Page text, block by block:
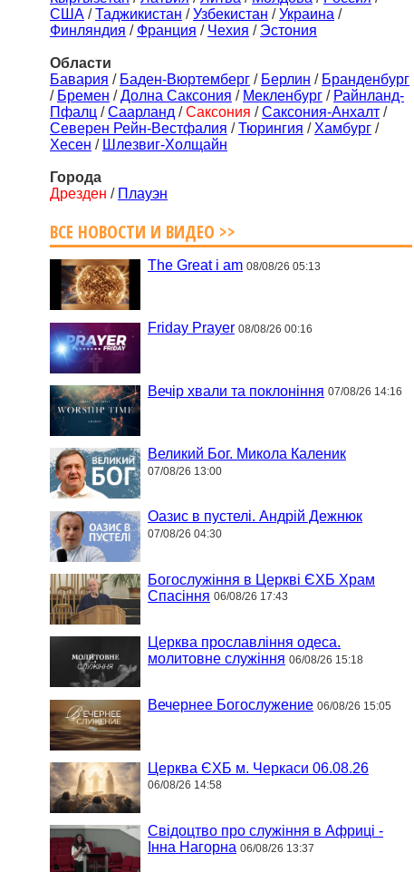
США /Таджикистан /Узбекистан /Украина /
Финляндия / Франция / Чехия / Эстония
Области
Бавария / Баден-Вюртемберг / Берлин / Бранденбург
/ Бремен /Долна Саксония / Мекленбург / Райнланд-
Пфалц /Саарланд /Саксония /Саксония-Анхалт /
Северен Рейн-Вестфалия /Тюрингия / Хамбург /
Хесен / Шлезвиг-Холщайн
Города
Дрезден / Плауэн
ВСЕ НОВОСТИ И ВИДЕО >>
The Great i am 08/08/26 05:13
Friday Prayer 08/08/26 00:16
Вечір хвали та поклоніння 07/08/26 14:16
Великий Бог. Микола Каленик
07/08/26 13:00
Оазис в пустелі. Андрій Дежнюк
07/08/26 04:30
Богослужіння в Церкві ЄХБ Храм
Спасіння 06/08/26 17:43
Церква прославління одеса.
молитовне служіння 06/08/26 15:18
Вечернее Богослужение 06/08/26 15:05
Церква ЄХБ м. Черкаси 06.08.26
06/08/26 14:58
Свідоцтво про служіння в Африці -
Інна Нагорна 06/08/26 13:37